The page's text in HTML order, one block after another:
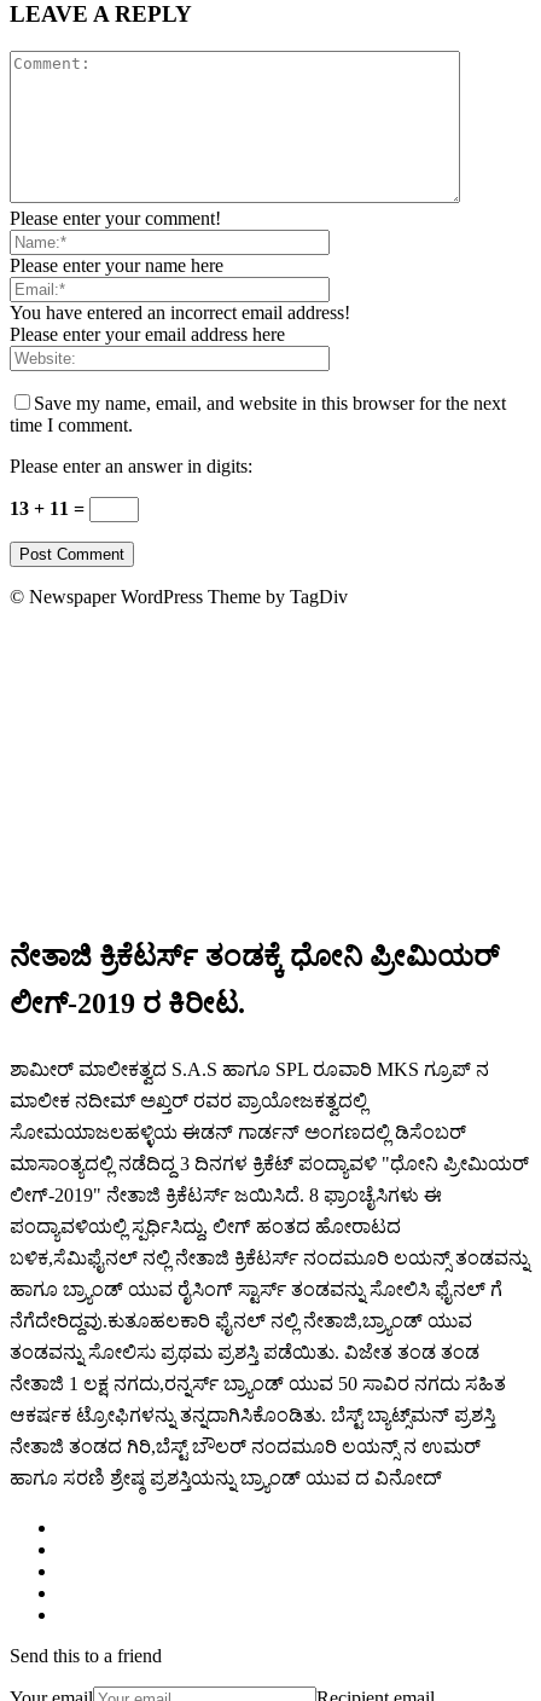
LEAVE A REPLY
Please enter your comment!
Please enter your name here
You have entered an incorrect email address!
Please enter your email address here
Save my name, email, and website in this browser for the next
time I comment.
Please enter an answer in digits:
13 + 11 =
© Newspaper WordPress Theme by TagDiv
ನೇತಾಜಿ ಕ್ರಿಕೆಟರ್ಸ್ ತಂಡಕ್ಕೆ ಧೋನಿ ಪ್ರೀಮಿಯರ್
ಲೀಗ್-2019 ರ ಕಿರೀಟ.
ಶಾಮೀರ್ ಮಾಲೀಕತ್ವದ S.A.S ಹಾಗೂ SPL ರೂವಾರಿ MKS ಗ್ರೂಪ್ ನ
ಮಾಲೀಕ ನದೀಮ್ ಅಖ್ತರ್ ರವರ ಪ್ರಾಯೋಜಕತ್ವದಲ್ಲಿ
ಸೋಮಯಾಜಲಹಳ್ಳಿಯ ಈಡನ್ ಗಾರ್ಡನ್ ಅಂಗಣದಲ್ಲಿ ಡಿಸೆಂಬರ್
ಮಾಸಾಂತ್ಯದಲ್ಲಿ ನಡೆದಿದ್ದ 3 ದಿನಗಳ ಕ್ರಿಕೆಟ್ ಪಂದ್ಯಾವಳಿ "ಧೋನಿ ಪ್ರೀಮಿಯರ್
ಲೀಗ್-2019" ನೇತಾಜಿ ಕ್ರಿಕೆಟರ್ಸ್ ಜಯಿಸಿದೆ. 8 ಫ್ರಾಂಚೈಸಿಗಳು ಈ
ಪಂದ್ಯಾವಳಿಯಲ್ಲಿ ಸ್ಪರ್ಧಿಸಿದ್ದು, ಲೀಗ್ ಹಂತದ ಹೋರಾಟದ
ಬಳಿಕ,ಸೆಮಿಫೈನಲ್ ನಲ್ಲಿ ನೇತಾಜಿ ಕ್ರಿಕೆಟರ್ಸ್ ನಂದಮೂರಿ ಲಯನ್ಸ್ ತಂಡವನ್ನು
ಹಾಗೂ ಬ್ರ್ಯಾಂಡ್ ಯುವ ರೈಸಿಂಗ್ ಸ್ಟಾರ್ಸ್ ತಂಡವನ್ನು ಸೋಲಿಸಿ ಫೈನಲ್ ಗೆ
ನೆಗೆದೇರಿದ್ದವು.ಕುತೂಹಲಕಾರಿ ಫೈನಲ್ ನಲ್ಲಿ ನೇತಾಜಿ,ಬ್ರ್ಯಾಂಡ್ ಯುವ
ತಂಡವನ್ನು ಸೋಲಿಸು ಪ್ರಥಮ‌ ಪ್ರಶಸ್ತಿ ಪಡೆಯಿತು. ವಿಜೇತ ತಂಡ ತಂಡ
ನೇತಾಜಿ 1 ಲಕ್ಷ ನಗದು,ರನ್ನರ್ಸ್ ಬ್ರ್ಯಾಂಡ್ ಯುವ 50 ಸಾವಿರ ನಗದು ಸಹಿತ
ಆಕರ್ಷಕ ಟ್ರೋಫಿಗಳನ್ನು ತನ್ನದಾಗಿಸಿಕೊಂಡಿತು. ಬೆಸ್ಟ್ ಬ್ಯಾಟ್ಸ್‌ಮನ್ ಪ್ರಶಸ್ತಿ
ನೇತಾಜಿ ತಂಡದ ಗಿರಿ,ಬೆಸ್ಟ್ ಬೌಲರ್ ನಂದಮೂರಿ ಲಯನ್ಸ್ ನ ಉಮರ್
ಹಾಗೂ ಸರಣಿ ಶ್ರೇಷ್ಠ ಪ್ರಶಸ್ತಿಯನ್ನು ಬ್ರ್ಯಾಂಡ್ ಯುವ ದ ವಿನೋದ್
Send this to a friend